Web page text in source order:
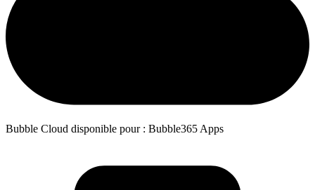
Bubble Cloud disponible pour : Bubble365 Apps